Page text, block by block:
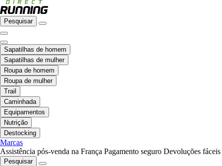
Pesquisar
Sapatilhas de homem
Sapatilhas de mulher
Roupa de homem
Roupa de mulher
Trail
Caminhada
Equipamentos
Nutrição
Destocking
Marcas
Assistência pós-venda na França Pagamento seguro Devoluções fáceis
Pesquisar